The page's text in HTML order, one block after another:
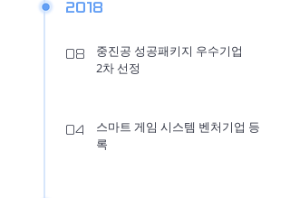
2018
08
중진공 성공패키지 우수기업
2차 선정
04
스마트 게임 시스템 벤처기업 등
록